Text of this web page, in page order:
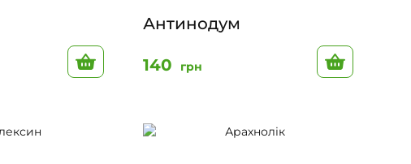
До кошику
Антинодум
140 грн